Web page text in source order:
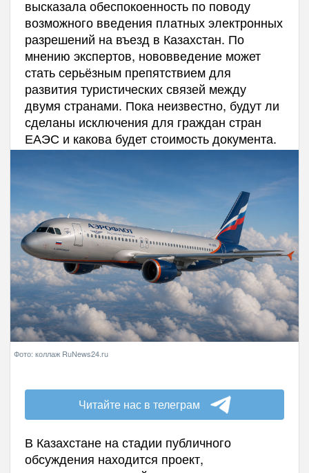
высказала обеспокоенность по поводу
возможного введения платных электронных
разрешений на въезд в Казахстан. По
мнению экспертов, нововведение может
стать серьёзным препятствием для
развития туристических связей между
двумя странами. Пока неизвестно, будут ли
сделаны исключения для граждан стран
ЕАЭС и какова будет стоимость документа.
Фото: коллаж RuNews24.ru
Читайте нас в телеграм
В Казахстане на стадии публичного
обсуждения находится проект,